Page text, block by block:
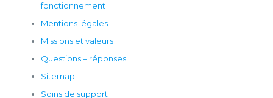
fonctionnement
Mentions légales
Missions et valeurs
Questions – réponses
Sitemap
Soins de support